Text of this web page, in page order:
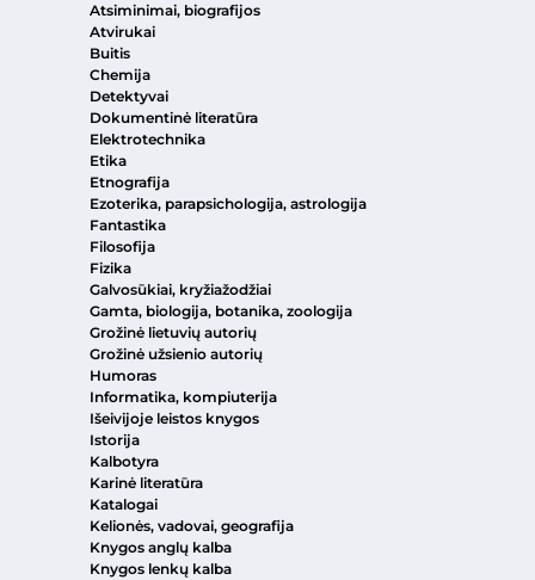
Atsiminimai, biografijos
Atvirukai
Buitis
Chemija
Detektyvai
Dokumentinė literatūra
Elektrotechnika
Etika
Etnografija
Ezoterika, parapsichologija, astrologija
Fantastika
Filosofija
Fizika
Galvosūkiai, kryžiažodžiai
Gamta, biologija, botanika, zoologija
Grožinė lietuvių autorių
Grožinė užsienio autorių
Humoras
Informatika, kompiuterija
Išeivijoje leistos knygos
Istorija
Kalbotyra
Karinė literatūra
Katalogai
Kelionės, vadovai, geografija
Knygos anglų kalba
Knygos lenkų kalba